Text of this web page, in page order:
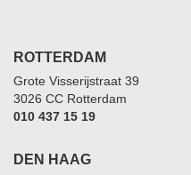
ROTTERDAM
Grote Visserijstraat 39
3026 CC Rotterdam
010 437 15 19
DEN HAAG